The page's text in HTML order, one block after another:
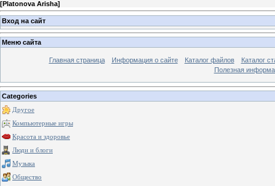
[Platonova Arisha]
Вход на сайт
Меню сайта
Главная страница Информация о сайте Каталог файлов
Каталог
Полезная
Categories
Другое
Компьютерные игры
Красота и здоровье
Люди и блоги
Музыка
Общество